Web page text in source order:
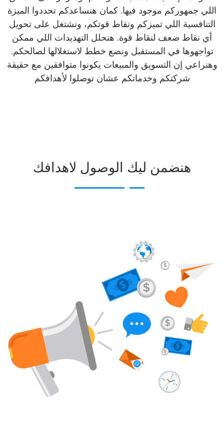
اللي جمهوركم موجود فيها. كمان هنساعدكم تحددوا الميزة
التنافسية اللي تميزكم ونقاط قوتكم، ونشتغل على تحويل
أي نقاط ضعف لنقاط قوة. هنحلل التهديدات اللي ممكن
تواجهوها في المستقبل ونضع خطط لاستغلالها لصالحكم.
وهنراعي إن التسويق والمبيعات يكونوا متوافقين مع حقيقة
شركتكم وخدماتكم عشان توصلوا لأهدافكم
هنضمن ليك الوصول لاهدافك